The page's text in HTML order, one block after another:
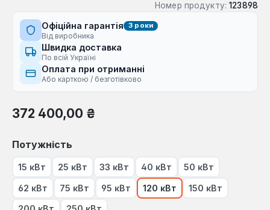
Номер продукту: 123898
Офіційна гарантія 3 роки
Від виробника
Швидка доставка
По всій Україні
Оплата при отриманні
Або карткою / безготівково
Звичайна ціна:
372 400,00 ₴
Виберіть
Потужність
15 кВт 25 кВт 33 кВт 40 кВт 50 кВт
62 кВт 75 кВт 95 кВт 120 кВт 150 кВт